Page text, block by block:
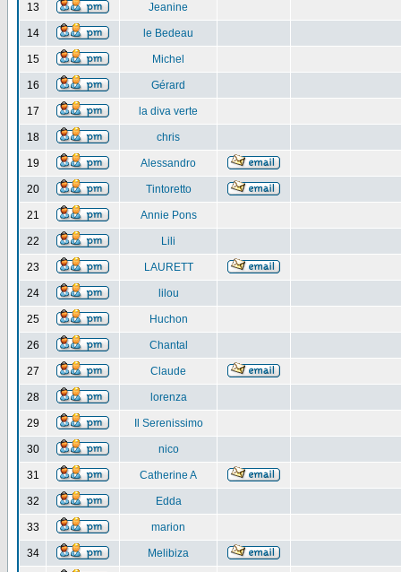
13 Jeanine
14 le Bedeau
15 Michel
16 Gérard
17 la diva verte
18 chris
19 Alessandro
20 Tintoretto
21 Annie Pons
22 Lili
23 LAURETT
24 lilou
25 Huchon
26 Chantal
27 Claude
28 lorenza
29 Il Serenissimo
30 nico
31 Catherine A
32 Edda
33 marion
34 Melibiza